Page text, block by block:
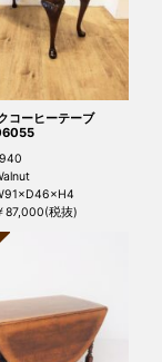
コーヒーテーブ
87,000(税抜)